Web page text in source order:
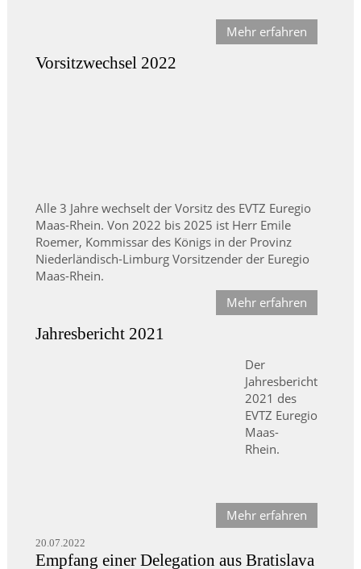
Mehr erfahren
Vorsitzwechsel 2022
Alle 3 Jahre wechselt der Vorsitz des EVTZ Euregio
Maas-Rhein. Von 2022 bis 2025 ist Herr Emile
Roemer, Kommissar des Königs in der Provinz
Niederländisch-Limburg Vorsitzender der Euregio
Maas-Rhein.
Mehr erfahren
Jahresbericht 2021
Der
Jahresbericht
2021 des
EVTZ Euregio
Maas-
Rhein.
Mehr erfahren
20.07.2022
Empfang einer Delegation aus Bratislava